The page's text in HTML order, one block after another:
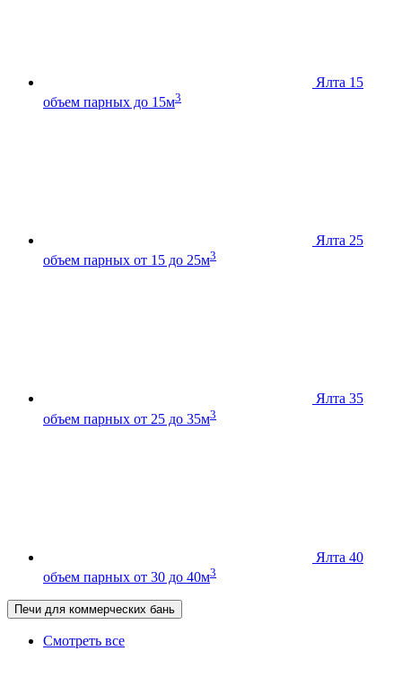
Ялта 15
объем парных до 15м3
Ялта 25
объем парных от 15 до 25м3
Ялта 35
объем парных от 25 до 35м3
Ялта 40
объем парных от 30 до 40м3
Печи для коммерческих бань
Смотреть все